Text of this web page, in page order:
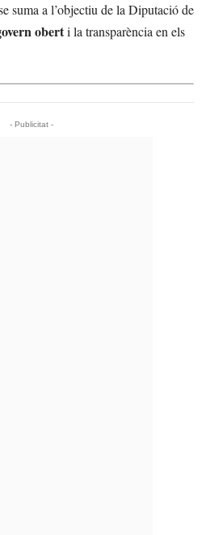
suma a l’objectiu de la Diputació de
oberti la transparència en els
- Publicitat -